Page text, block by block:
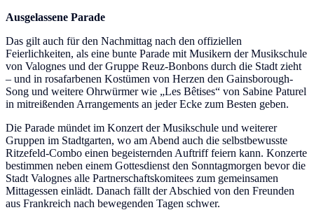
Ausgelassene Parade
Das gilt auch für den Nachmittag nach den offiziellen
Feierlichkeiten, als eine bunte Parade mit Musikern der Musikschule
von Valognes und der Gruppe Reuz-Bonbons durch die Stadt zieht
– und in rosafarbenen Kostümen von Herzen den Gainsborough-
Song und weitere Ohrwürmer wie „Les Bêtises“ von Sabine Paturel
in mitreißenden Arrangements an jeder Ecke zum Besten geben.
Die Parade mündet im Konzert der Musikschule und weiterer
Gruppen im Stadtgarten, wo am Abend auch die selbstbewusste
Ritzefeld-Combo einen begeisternden Auftriff feiern kann. Konzerte
bestimmen neben einem Gottesdienst den Sonntagmorgen bevor die
Stadt Valognes alle Partnerschaftskomitees zum gemeinsamen
Mittagessen einlädt. Danach fällt der Abschied von den Freunden
aus Frankreich nach bewegenden Tagen schwer.